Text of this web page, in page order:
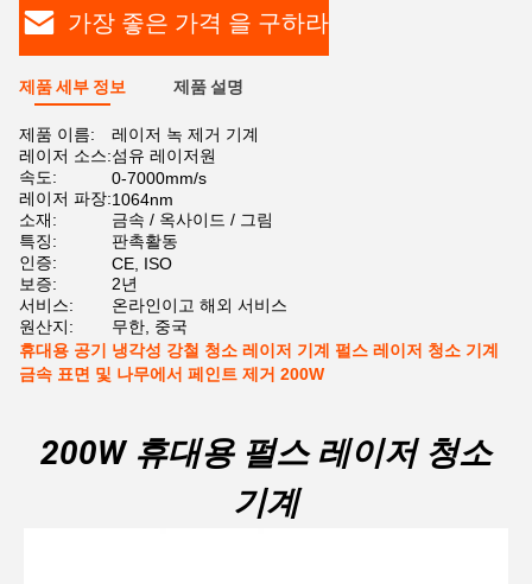
가장 좋은 가격 을 구하라
제품 세부 정보 제품 설명
제품 이름:
레이저 녹 제거 기계
레이저 소스:섬유 레이저원
속도:
0-7000mm/s
레이저 파장:1064nm
소재:
금속 / 옥사이드 / 그림
특징:
판촉활동
인증:
CE, ISO
보증:
2년
서비스:
온라인이고 해외 서비스
원산지:
무한, 중국
휴대용 공기 냉각성 강철 청소 레이저 기계 펄스 레이저 청소 기계
금속 표면 및 나무에서 페인트 제거 200W
200W 휴대용 펄스 레이저 청소
기계